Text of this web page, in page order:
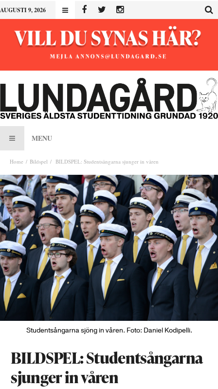
AUGUSTI 9, 2026
MENU
Home Bildspel BILDSPEL: Studentsångarna sjunger in våren
Studentsångarna sjöng in våren. Foto: Daniel Kodipelli.
BILDSPEL: Studentsångarna
sjunger in våren